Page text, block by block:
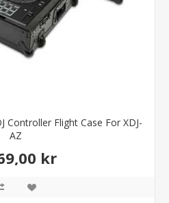
Controller Flight Case For XDJ-
AZ
kr